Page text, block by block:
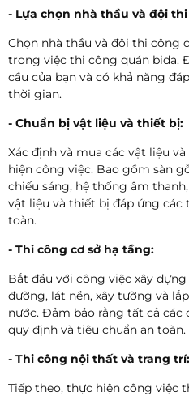
- Lựa chọn nhà thầu và đội
Chọn nhà thầu và đội thi công
trong việc thi công quán bida.
cầu của bạn và có khả năng
thời gian.
- Chuẩn bị vật liệu và thiết bị:
Xác định và mua các vật liệu
hiện công việc. Bao gồm sàn
chiếu sáng, hệ thống âm
vật liệu và thiết bị đáp ứng các
toàn.
- Thi công cơ sở hạ tầng:
Bắt đầu với công việc xây
đường, lát nền, xây tường và
nước. Đảm bảo rằng tất cả các
quy định và tiêu chuẩn an toàn.
- Thi công nội thất và trang trí:
Tiếp theo, thực hiện công việc